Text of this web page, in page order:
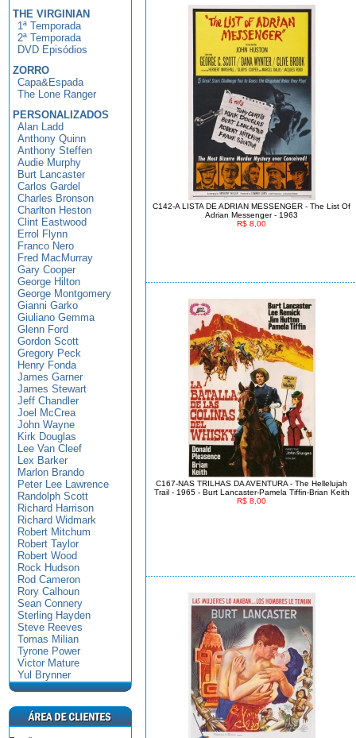
THE VIRGINIAN
1ª Temporada
2ª Temporada
DVD Episódios
ZORRO
Capa&Espada
The Lone Ranger
PERSONALIZADOS
Alan Ladd
Anthony Quinn
Anthony Steffen
Audie Murphy
Burt Lancaster
Carlos Gardel
Charles Bronson
Charlton Heston
Clint Eastwood
Errol Flynn
Franco Nero
Fred MacMurray
Gary Cooper
George Hilton
George Montgomery
Gianni Garko
Giuliano Gemma
Glenn Ford
Gordon Scott
Gregory Peck
Henry Fonda
James Garner
James Stewart
Jeff Chandler
Joel McCrea
John Wayne
Kirk Douglas
Lee Van Cleef
Lex Barker
Marlon Brando
Peter Lee Lawrence
Randolph Scott
Richard Harrison
Richard Widmark
Robert Mitchum
Robert Taylor
Robert Wood
Rock Hudson
Rod Cameron
Rory Calhoun
Sean Connery
Sterling Hayden
Steve Reeves
Tomas Milian
Tyrone Power
Victor Mature
Yul Brynner
C142-A LISTA DE ADRIAN MESSENGER - The List Of
Adrian Messenger - 1963
R$ 8,00
C167-NAS TRILHAS DA AVENTURA - The Hellelujah
Trail - 1965 - Burt Lancaster-Pamela Tiffin-Brian Keith
R$ 8,00